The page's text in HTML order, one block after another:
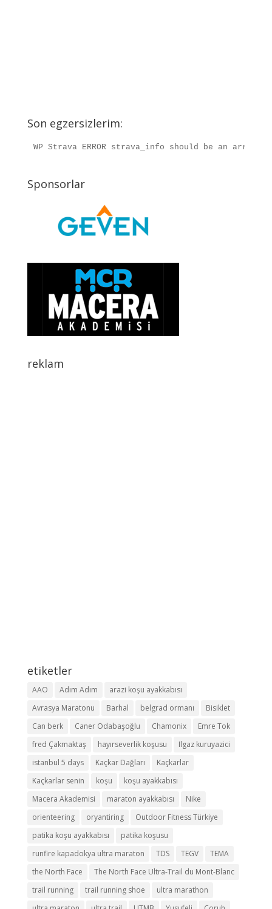
Son egzersizlerim:
WP Strava ERROR strava_info should be an
Sponsorlar
reklam
etiketler
AAO Adım Adım
arazi koşu ayakkabısı
Avrasya Maratonu
Barhal belgrad ormanı
Bisiklet
Can berk
Caner Odabaşoğlu Chamonix
Emre Tok
fred Çakmaktaş
hayırseverlik koşusu
Ilgaz kuruyazici
istanbul 5 days
Kaçkar Dağları
Kaçkarlar
Kaçkarlar senin
koşu
koşu ayakkabısı
Macera Akademisi
maraton ayakkabısı
Nike
orienteering
oryantiring
Outdoor Fitness Türkiye
patika koşu ayakkabısı
patika koşusu
runfire kapadokya ultra maraton
TDS TEGV
TEMA
the North Face
The North Face Ultra-Trail du Mont-Blanc
trail running
trail running shoe
ultra marathon